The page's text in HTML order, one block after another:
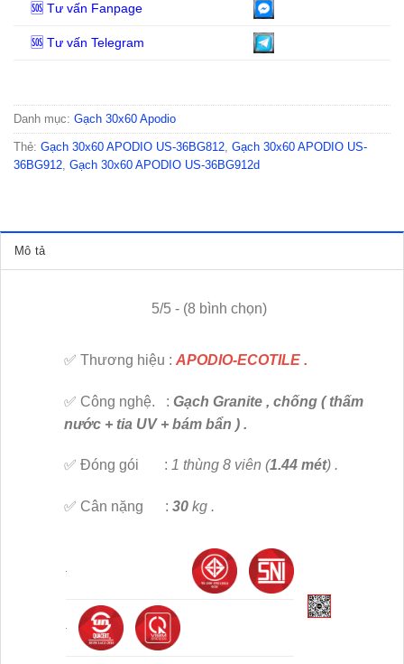
🆘 Tư vấn Fanpage
🆘 Tư vấn Telegram
Danh mục: Gạch 30x60 Apodio
Thẻ: Gạch 30x60 APODIO US-36BG812, Gạch 30x60 APODIO US-
36BG912, Gạch 30x60 APODIO US-36BG912d
Mô tả
5/5 - (8 bình chọn)
✅ Thương hiệu : APODIO-ECOTILE .
✅ Công nghệ. : Gạch Granite , chống ( thấm
nước + tia UV + bám bẩn ) .
✅ Đóng gói : 1 thùng 8 viên (1.44 mét) .
✅ Cân nặng : 30 kg .